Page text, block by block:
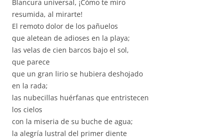
Blancura universal, ¡Cómo te miro
resumida, al mirarte!
El remoto dolor de los pañuelos
que aletean de adioses en la playa;
las velas de cien barcos bajo el sol,
que parece
que un gran lirio se hubiera deshojado
en la rada;
las nubecillas huérfanas que entristecen
los cielos
con la miseria de su buche de agua;
la alegría lustral del primer diente